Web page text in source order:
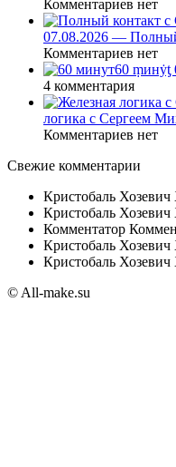
Комментариев нет
07.08.2026 —
Комментариев нет
60 ṃинẏƫ
4 комментария
логика с Сергеем
Комментариев нет
Свежие комментарии
Кристобаль Хозевич
Кристобаль Хозевич
Комментатор
Кристобаль Хозевич
Кристобаль Хозевич
© All-make.su